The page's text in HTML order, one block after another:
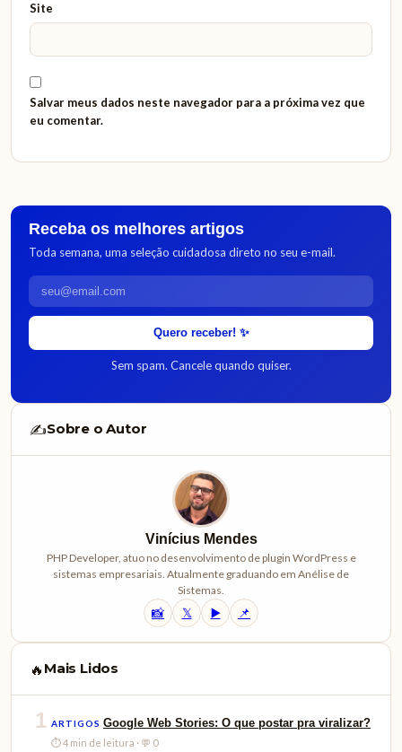
Site
Salvar meus dados neste navegador para a próxima vez que
eu comentar.
Receba os melhores artigos
Toda semana, uma seleção cuidadosa direto no seu e-mail.
Quero receber! ✨
Sem spam. Cancele quando quiser.
✍️Sobre o Autor
Vinícius Mendes
PHP Developer, atuo no desenvolvimento de plugin WordPress e
sistemas empresariais. Atualmente graduando em Anélise de
Sistemas.
📸 𝕏 ▶️ 📌
🔥 Mais Lidos
1 ARTIGOS Google Web Stories: O que postar pra viralizar?
⏱ 4 min de leitura · 💬 0